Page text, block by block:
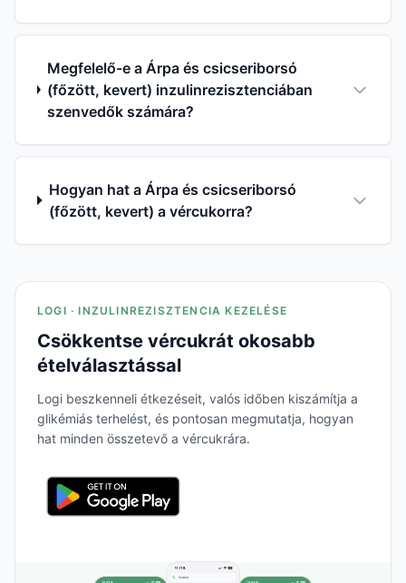
Megfelelő-e a Árpa és csicseriborsó
(főzött, kevert) inzulinrezisztenciában
szenvedők számára?
Hogyan hat a Árpa és csicseriborsó
(főzött, kevert) a vércukorra?
LOGI · INZULINREZISZTENCIA KEZELÉSE
Csökkentse vércukrát okosabb
ételválasztással
Logi beszkenneli étkezéseit, valós időben kiszámítja a
glikémiás terhelést, és pontosan megmutatja, hogyan
hat minden összetevő a vércukrára.